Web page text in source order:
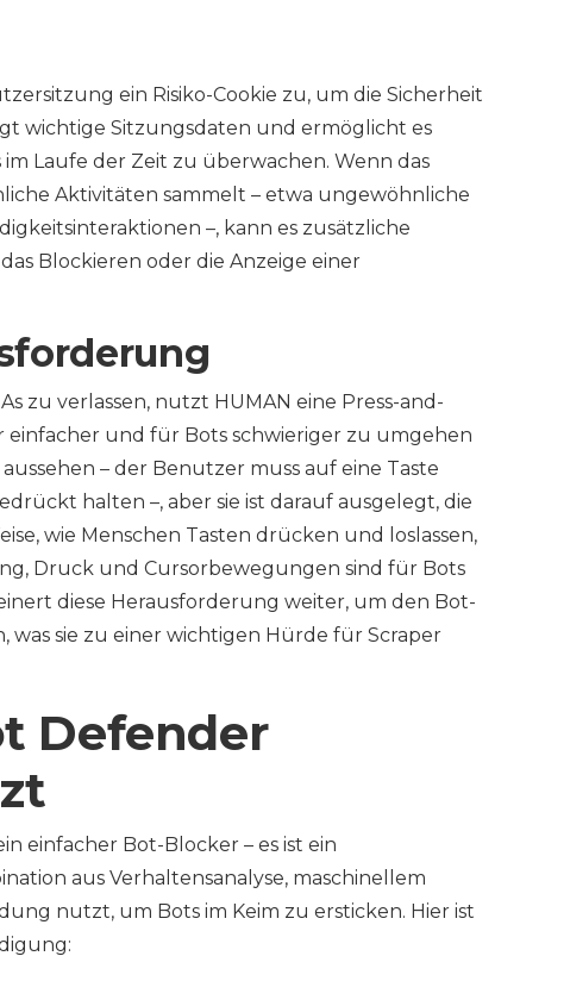
ein Risiko-Cookie zu, um die Sicherheit
wichtige Sitzungsdaten und ermöglicht es
im Laufe der Zeit zu überwachen. Wenn das
Aktivitäten sammelt – etwa ungewöhnliche
–, kann es zusätzliche
Blockieren oder die Anzeige einer
zu verlassen, nutzt HUMAN eine Press-and-
und für Bots schwieriger zu umgehen
– der Benutzer muss auf eine Taste
halten –, aber sie ist darauf ausgelegt, die
wie Menschen Tasten drücken und loslassen,
Druck und Cursorbewegungen sind für Bots
diese Herausforderung weiter, um den Bot-
was sie zu einer wichtigen Hürde für Scraper
Defender
einfacher Bot-Blocker – es ist ein
aus Verhaltensanalyse, maschinellem
nutzt, um Bots im Keim zu ersticken. Hier ist